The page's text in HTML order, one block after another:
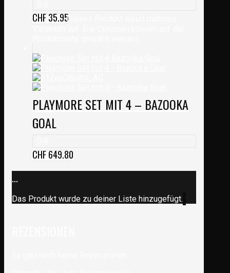
CHF35.95Dieses Produkt weist mehrere
PLAYMORE SET MIT 4 – BAZOOKA
GOAL
CHF649.80
...
Das Produkt wurde zu deiner Liste hinzugefügt.